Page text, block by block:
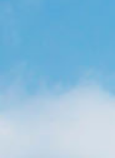
Et fiyatları